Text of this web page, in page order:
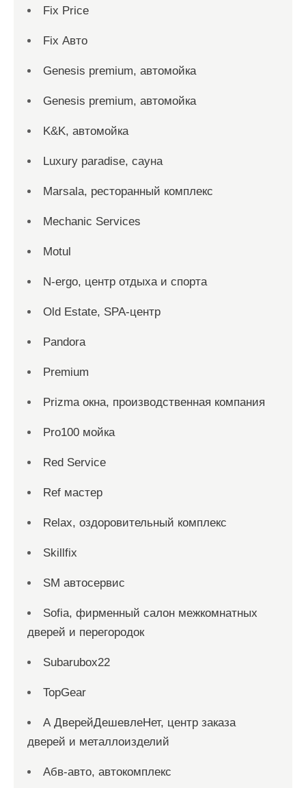
Fix Price
Fix Авто
Genesis premium, автомойка
Genesis premium, автомойка
K&K, автомойка
Luxury paradise, сауна
Marsala, ресторанный комплекс
Mechanic Services
Motul
N-ergo, центр отдыха и спорта
Old Estate, SPA-центр
Pandora
Premium
Prizma окна, производственная компания
Pro100 мойка
Red Service
Ref мастер
Relax, оздоровительный комплекс
Skillfix
SM автосервис
Sofia, фирменный салон межкомнатных
дверей и перегородок
Subarubox22
TopGear
А ДверейДешевлеНет, центр заказа
дверей и металлоизделий
Абв-авто, автокомплекс